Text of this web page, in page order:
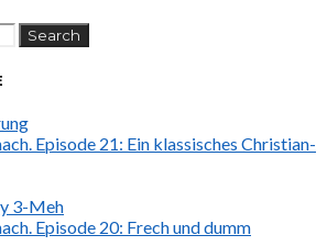
Search
Episode 21: Ein klassisches Christian-
3-Meh
Episode 20: Frech und dumm